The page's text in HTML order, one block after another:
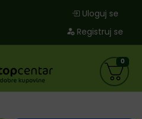
Uloguj se
Registruj se
0